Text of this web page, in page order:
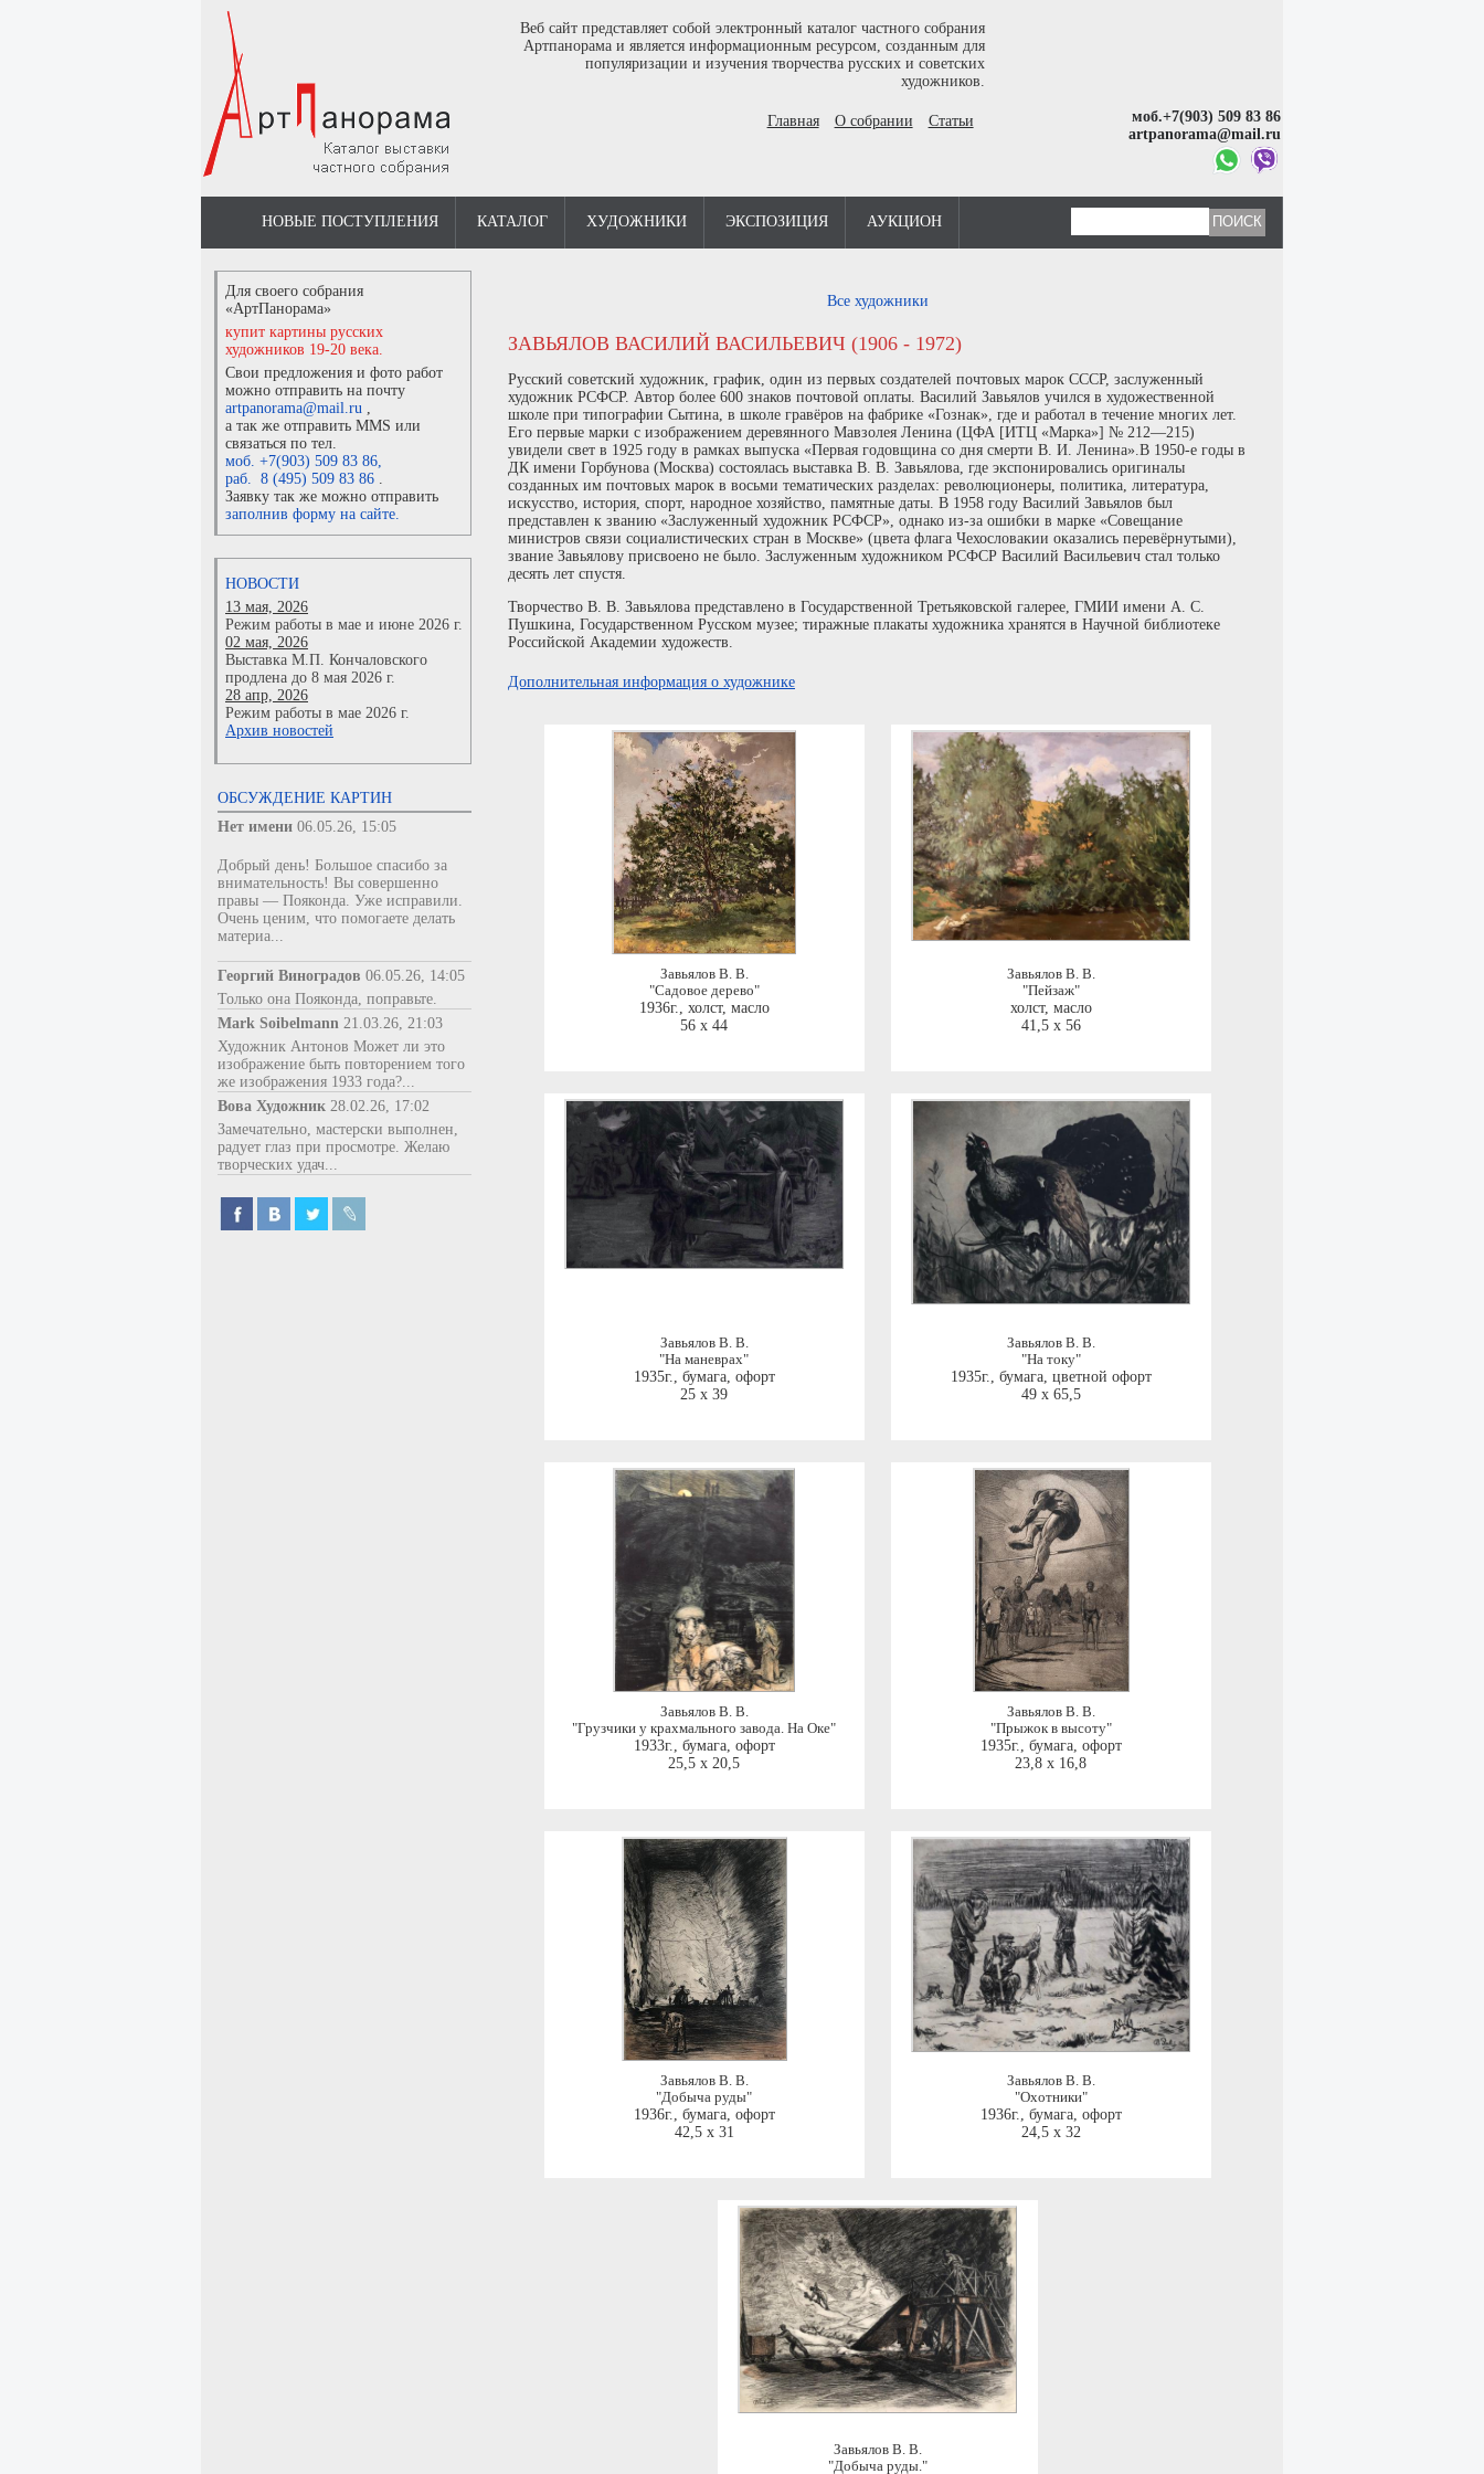
Веб сайт представляет собой электронный каталог частного собрания
Артпанорама и является информационным ресурсом, созданным для
популяризации и изучения творчества русских и советских
художников.
Главная О собрании Статьи
моб.+7(903) 509 83 86
artpanorama@mail.ru
НОВЫЕ ПОСТУПЛЕНИЯ КАТАЛОГ ХУДОЖНИКИ ЭКСПОЗИЦИЯ АУКЦИОН
Для своего собрания
«АртПанорама»
купит картины русских
художников 19-20 века.
Свои предложения и фото работ
можно отправить на почту
artpanorama@mail.ru ,
а так же отправить MMS или
связаться по тел.
моб. +7(903) 509 83 86,
раб. 8 (495) 509 83 86 .
Заявку так же можно отправить
заполнив форму на сайте.
НОВОСТИ
13 мая, 2026
Режим работы в мае и июне 2026 г.
02 мая, 2026
Выставка М.П. Кончаловского
продлена до 8 мая 2026 г.
28 апр, 2026
Режим работы в мае 2026 г.
Архив новостей
ОБСУЖДЕНИЕ КАРТИН
Нет имени 06.05.26, 15:05
Добрый день! Большое спасибо за
внимательность! Вы совершенно
правы — Пояконда. Уже исправили.
Очень ценим, что помогаете делать
материа...
Георгий Виноградов 06.05.26, 14:05
Только она Пояконда, поправьте.
Mark Soibelmann 21.03.26, 21:03
Художник Антонов Может ли это
изображение быть повторением того
же изображения 1933 года?...
Вова Художник 28.02.26, 17:02
Замечательно, мастерски выполнен,
радует глаз при просмотре. Желаю
творческих удач...
Все художники
ЗАВЬЯЛОВ ВАСИЛИЙ ВАСИЛЬЕВИЧ (1906 - 1972)
Русский советский художник, график, один из первых создателей почтовых марок СССР, заслуженный
художник РСФСР. Автор более 600 знаков почтовой оплаты. Василий Завьялов учился в художественной
школе при типографии Сытина, в школе гравёров на фабрике «Гознак», где и работал в течение многих лет.
Его первые марки с изображением деревянного Мавзолея Ленина (ЦФА [ИТЦ «Марка»] № 212—215)
увидели свет в 1925 году в рамках выпуска «Первая годовщина со дня смерти В. И. Ленина».В 1950-е годы в
ДК имени Горбунова (Москва) состоялась выставка В. В. Завьялова, где экспонировались оригиналы
созданных им почтовых марок в восьми тематических разделах: революционеры, политика, литература,
искусство, история, спорт, народное хозяйство, памятные даты. В 1958 году Василий Завьялов был
представлен к званию «Заслуженный художник РСФСР», однако из-за ошибки в марке «Совещание
министров связи социалистических стран в Москве» (цвета флага Чехословакии оказались перевёрнутыми),
звание Завьялову присвоено не было. Заслуженным художником РСФСР Василий Васильевич стал только
десять лет спустя.
Творчество В. В. Завьялова представлено в Государственной Третьяковской галерее, ГМИИ имени А. С.
Пушкина, Государственном Русском музее; тиражные плакаты художника хранятся в Научной библиотеке
Российской Академии художеств.
Дополнительная информация о художнике
Завьялов В. В.
"Садовое дерево"
1936г., холст, масло
56 x 44
Завьялов В. В.
"Пейзаж"
холст, масло
41,5 x 56
Завьялов В. В.
"На маневрах"
1935г., бумага, офорт
25 x 39
Завьялов В. В.
"На току"
1935г., бумага, цветной офорт
49 x 65,5
Завьялов В. В.
"Грузчики у крахмального завода. На Оке"
1933г., бумага, офорт
25,5 x 20,5
Завьялов В. В.
"Прыжок в высоту"
1935г., бумага, офорт
23,8 x 16,8
Завьялов В. В.
"Добыча руды"
1936г., бумага, офорт
42,5 x 31
Завьялов В. В.
"Охотники"
1936г., бумага, офорт
24,5 x 32
Завьялов В. В.
"Добыча руды."